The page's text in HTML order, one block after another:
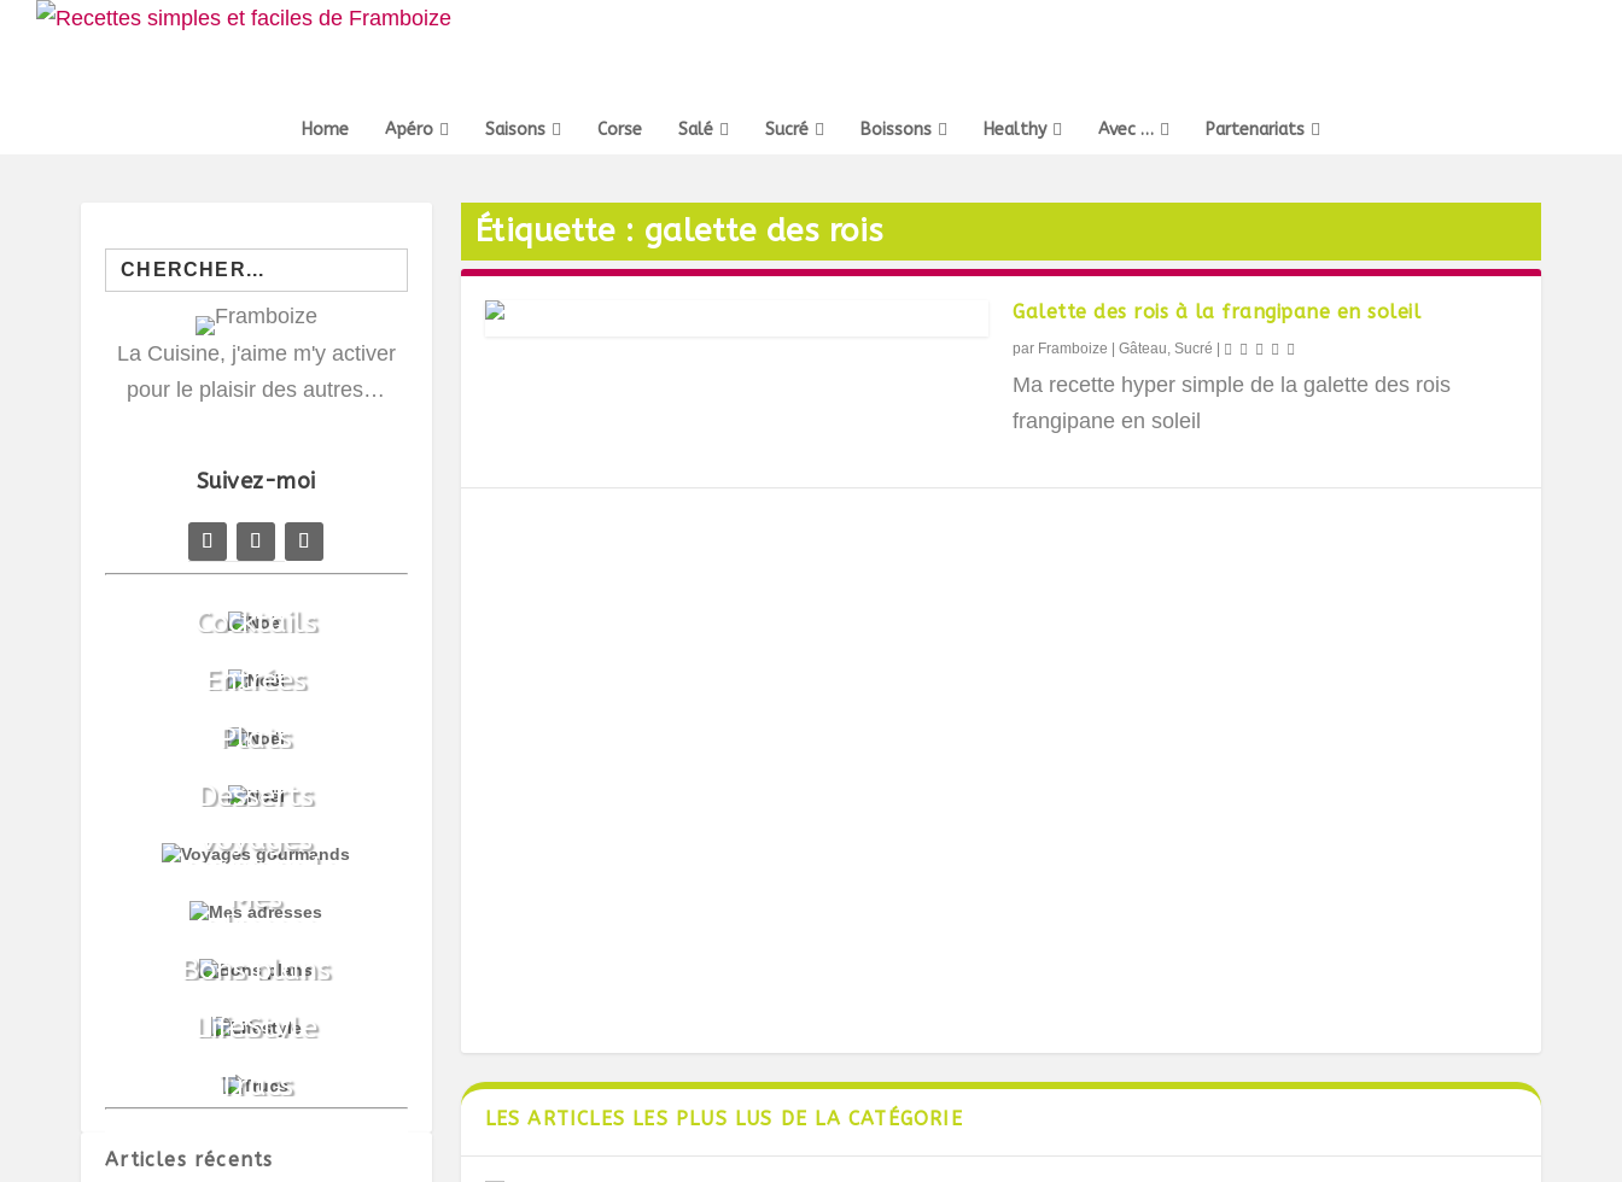
Home Apéro Saisons Corse Salé Sucré Boissons Healthy Avec … Partenariats
Étiquette : galette des rois
Galette des rois à la frangipane en soleil
par Framboize |Gâteau,Sucré
Ma recette hyper simple de la galette des rois
frangipane en soleil
LES ARTICLES LES PLUS LUS DE LA CATÉGORIE
Search
for:
La Cuisine, j'aime m'y activer
pour le plaisir des autres…
Suivez-moi
Articles récents